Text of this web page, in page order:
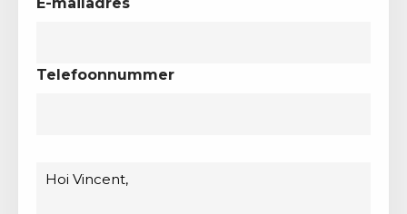
Telefoonnummer